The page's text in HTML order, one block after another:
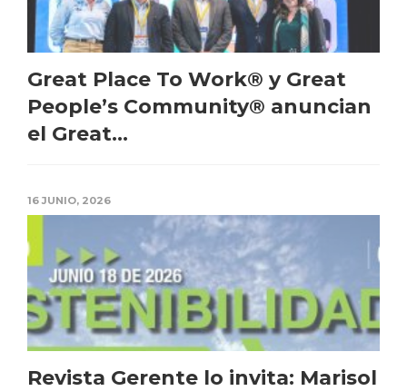
Great Place To Work® y Great
People’s Community® anuncian
el Great...
16 JUNIO, 2026
Revista Gerente lo invita: Marisol